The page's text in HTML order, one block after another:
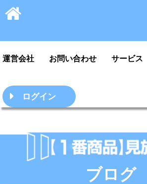
HOME 料金案内・ご利
運営会社 お問い合わせ サービス
ログイン
ブログ